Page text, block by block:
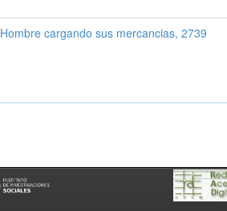
Hombre cargando sus mercancias, 2739